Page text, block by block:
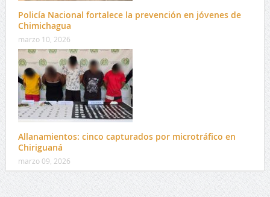
Policía Nacional fortalece la prevención en jóvenes de
Chimichagua
marzo 10, 2026
Allanamientos: cinco capturados por microtráfico en
Chiriguaná
marzo 09, 2026